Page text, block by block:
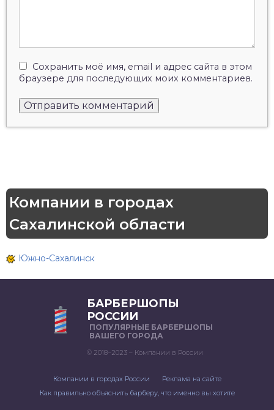
Сохранить моё имя, email и адрес сайта в этом
браузере для последующих моих комментариев.
Компании в городах
Сахалинской области
Южно-Сахалинск
БАРБЕРШОПЫ
РОССИИ
ПОПУЛЯРНЫЕ БАРБЕРШОПЫ
ВАШЕГО ГОРОДА
© 2018–2023 – Компании в России
Компании в городах России
Реклама на сайте
Как правильно объяснить барберу, что именно вы хотите